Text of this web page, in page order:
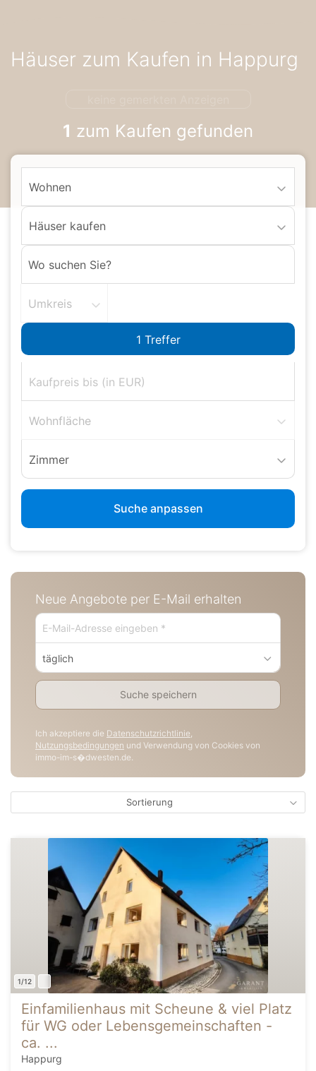
zur
Navigation
Häuser zum Kaufen in Happurg
1 zum Kaufen gefunden
Wohnen
Häuser kaufen
Umkreis
Wohnfläche
Zimmer
Suche anpassen
Neue Angebote per E-Mail erhalten
täglich
Suche speichern
Ich akzeptiere die Datenschutzrichtlinie,
Nutzungsbedingungen und Verwendung von Cookies von
immo-im-s�dwesten.de.
Sortierung
1/12
Einfamilienhaus mit Scheune & viel Platz
für WG oder Lebensgemeinschaften -
ca. ...
Happurg